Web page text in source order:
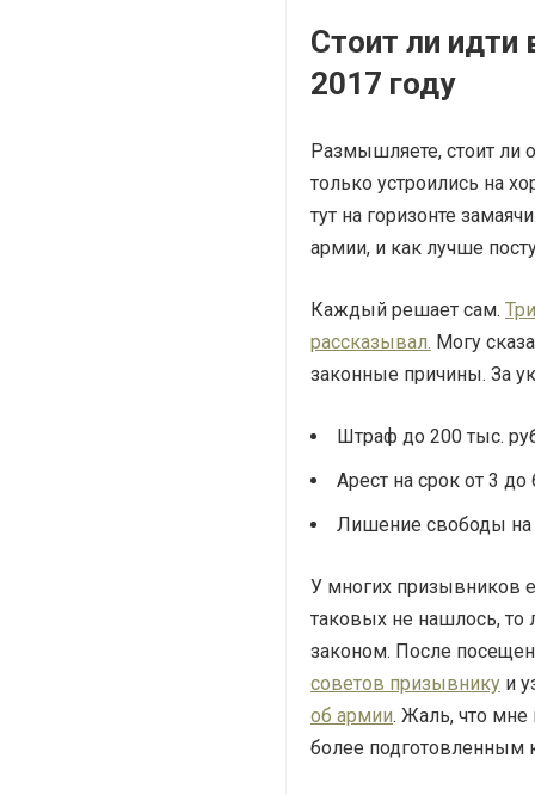
Стоит ли идти
2017 году
Размышляете, стоит ли
только устроились на
тут на горизонте
армии, и как лучше
Каждый решает сам.
рассказывал. Могу
законные причины. За
Штраф до 200 тыс.
Арест на срок от 3
Лишение свободы на
У многих призывников
таковых не нашлось, то
законом. После
советов призывнику и
об армии. Жаль, что мне
более подготовленным